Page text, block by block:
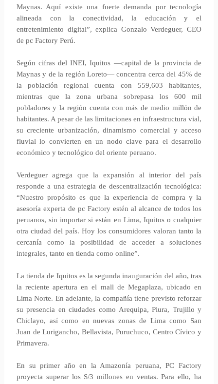
Maynas. Aquí existe una fuerte demanda por tecnología
alineada con la conectividad, la educación y el
entretenimiento digital”, explica Gonzalo Verdeguer, CEO
de pc Factory Perú.
Según cifras del INEI, Iquitos —capital de la provincia de
Maynas y de la región Loreto— concentra cerca del 45% de
la población regional cuenta con 559,603 habitantes,
mientras que la zona urbana sobrepasa los 600 mil
pobladores y la región cuenta con más de medio millón de
habitantes. A pesar de las limitaciones en infraestructura vial,
su creciente urbanización, dinamismo comercial y acceso
fluvial lo convierten en un nodo clave para el desarrollo
económico y tecnológico del oriente peruano.
Verdeguer agrega que la expansión al interior del país
responde a una estrategia de descentralización tecnológica:
“Nuestro propósito es que la experiencia de compra y la
asesoría experta de pc Factory estén al alcance de todos los
peruanos, sin importar si están en Lima, Iquitos o cualquier
otra ciudad del país. Hoy los consumidores valoran tanto la
cercanía como la posibilidad de acceder a soluciones
integrales, tanto en tienda como online”.
La tienda de Iquitos es la segunda inauguración del año, tras
la reciente apertura en el mall de Megaplaza, ubicado en
Lima Norte. En adelante, la compañía tiene previsto reforzar
su presencia en ciudades como Arequipa, Piura, Trujillo y
Chiclayo, así como en nuevas zonas de Lima como San
Juan de Lurigancho, Bellavista, Puruchuco, Centro Cívico y
Primavera.
En su primer año en la Amazonía peruana, PC Factory
proyecta superar los S/3 millones en ventas. Para ello, ha